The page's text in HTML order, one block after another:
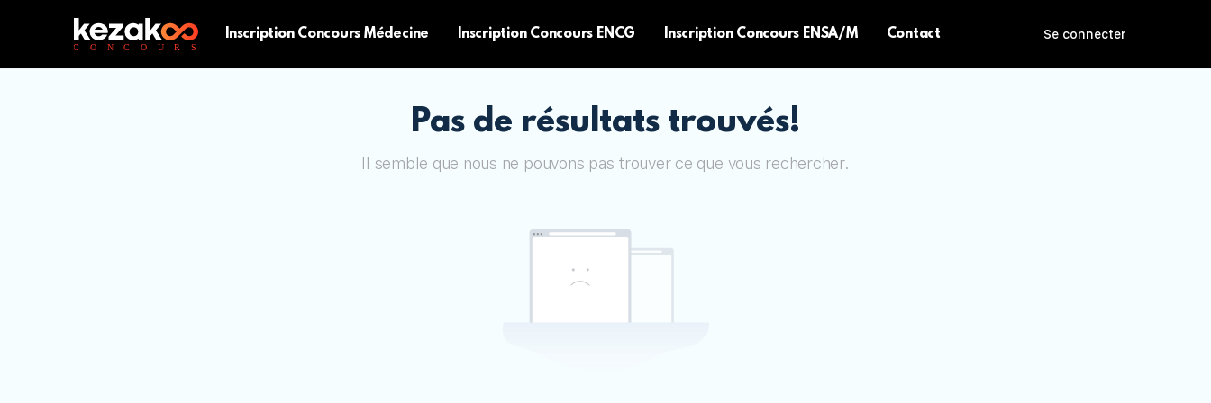
Inscription Concours Médecine Inscription Concours ENCG Inscription Concours ENSA/M Contact Se connecter
Pas de résultats trouvés!
Il semble que nous ne pouvons pas trouver ce que vous rechercher.